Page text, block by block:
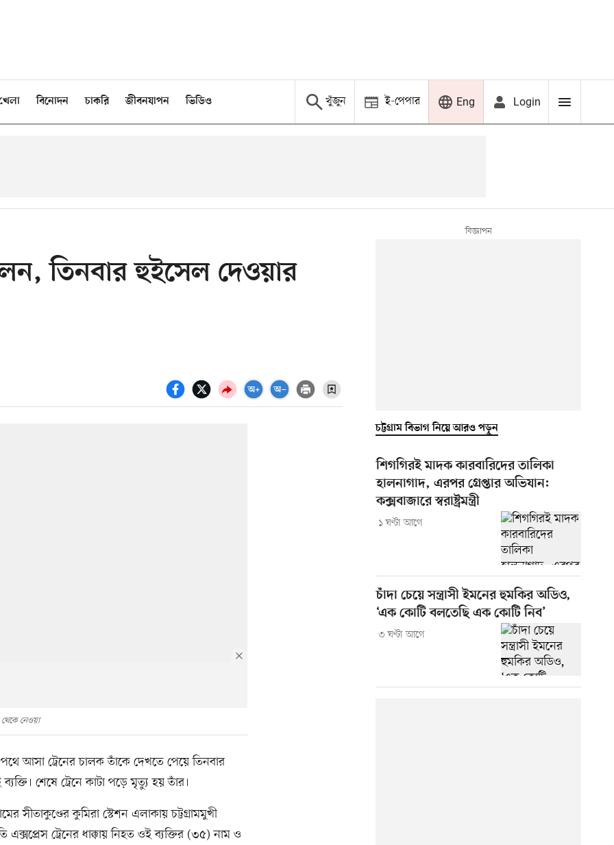
বিনোদন চাকরি জীবনযাপন ভিডিও খুঁজুন ই-পেপার Eng Login
তিনবার হুইসেল দেওয়ার
নেওয়া
আসা ট্রেনের চালক তাঁকে দেখতে পেয়ে তিনবার
শেষে ট্রেনে কাটা পড়ে মৃত্যু হয় তাঁর।
সীতাকুণ্ডের কুমিরা স্টেশন এলাকায় চট্টগ্রামমুখী
এক্সপ্রেস ট্রেনের ধাক্কায় নিহত ওই ব্যক্তির (৩৫) নাম ও
চট্টগ্রাম বিভাগ নিয়ে আরও পড়ুন
শিগগিরই মাদক কারবারিদের তালিকা
হালনাগাদ, এরপর গ্রেপ্তার অভিযান:
কক্সবাজারে স্বরাষ্ট্রমন্ত্রী
১ ঘণ্টা আগে
চাঁদা চেয়ে সন্ত্রাসী ইমনের হুমকির অডিও,
‘এক কোটি বলতেছি এক কোটি নিব’
৩ ঘণ্টা আগে